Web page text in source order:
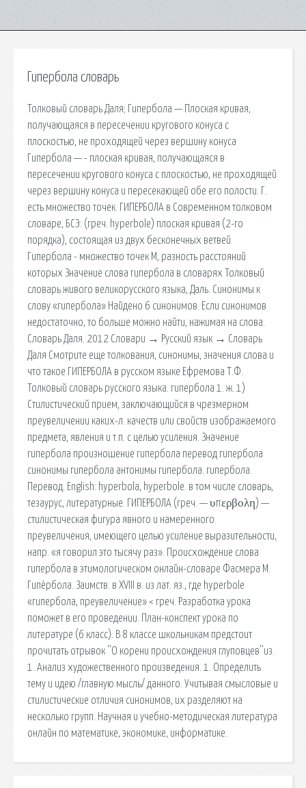
Гипербола словарь
Толковый словарь Даля; Гипербола — Плоская кривая,
получающаяся в пересечении кругового конуса с
плоскостью, не проходящей через вершину конуса
Гипербола — - плоская кривая, получающаяся в
пересечении кругового конуса с плоскостью, не проходящей
через вершину конуса и пересекающей обе его полости. Г.
есть множество точек. ГИПЕРБОЛА в Современном толковом
словаре, БСЭ: (греч. hyperbole) плоская кривая (2-го
порядка), состоящая из двух бесконечных ветвей.
Гипербола - множество точек М, разность расстояний
которых Значение слова гипербола в словарях Толковый
словарь живого великорусского языка, Даль. Синонимы к
слову «гипербола» Найдено 6 синонимов. Если синонимов
недостаточно, то больше можно найти, нажимая на слова.
Словарь Даля. 2012 Словари → Русский язык → Словарь
Даля Смотрите еще толкования, синонимы, значения слова и
что такое ГИПЕРБОЛА в русском языке Ефремова Т.Ф.
Толковый словарь русского языка. гипербола 1. ж. 1)
Стилистический прием, заключающийся в чрезмерном
преувеличении каких-л. качеств или свойств изображаемого
предмета, явления и т.п. с целью усиления. Значение
гипербола произношение гипербола перевод гипербола
синонимы гипербола антонимы гипербола. гипербола.
Перевод. English: hyperbola, hyperbole. в том числе словарь,
тезаурус, литературные. ГИПЕРБОЛА (греч. — υπερβολη) —
стилистическая фигура явного и намеренного
преувеличения, имеющего целью усиление выразительности,
напр. «я говорил это тысячу раз». Происхождение слова
гипербола в этимологическом онлайн-словаре Фасмера М.
Гипе́рбола. Заимств. в XVIII в. из лат. яз., где hyperbole
«гипербола, преувеличение» < греч. Разработка урока
поможет в его проведении. План-конспект урока по
литературе (6 класс). В 8 классе школьникам предстоит
прочитать отрывок ''О корени происхождения глуповцев''из.
1. Анализ художественного произведения. 1. Определить
тему и идею /главную мысль/ данного. Учитывая смысловые и
стилистические отличия синонимов, их разделяют на
несколько групп. Научная и учебно-методическая литература
онлайн по математике, экономике, информатике.